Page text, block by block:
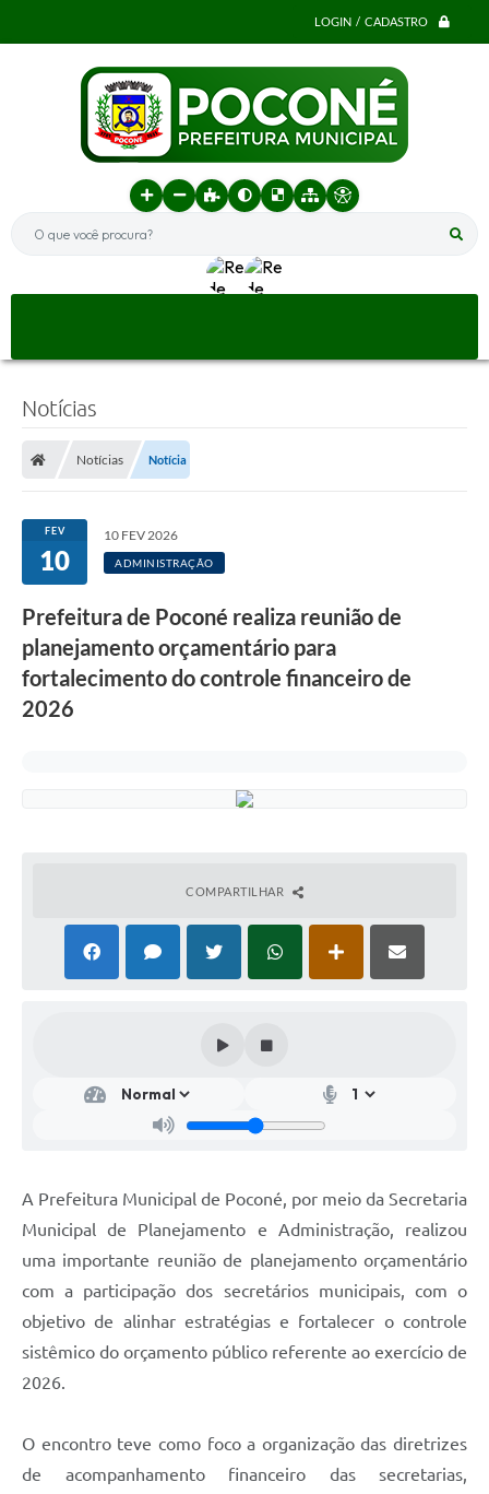
LOGIN / CADASTRO
O que você procura?
Notícias
Notícias Notícia
FEV
10
10 FEV 2026
ADMINISTRAÇÃO
Prefeitura de Poconé realiza reunião de
planejamento orçamentário para
fortalecimento do controle financeiro de
2026
COMPARTILHAR
A Prefeitura Municipal de Poconé, por meio da Secretaria
Municipal de Planejamento e Administração, realizou
uma importante reunião de planejamento orçamentário
com a participação dos secretários municipais, com o
objetivo de alinhar estratégias e fortalecer o controle
sistêmico do orçamento público referente ao exercício de
2026.
O encontro teve como foco a organização das diretrizes
de acompanhamento financeiro das secretarias,